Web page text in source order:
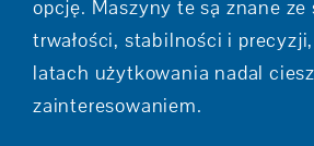
opcję. Maszyny te są znane ze
trwałości, stabilności i
latach użytkowania nadal
zainteresowaniem.